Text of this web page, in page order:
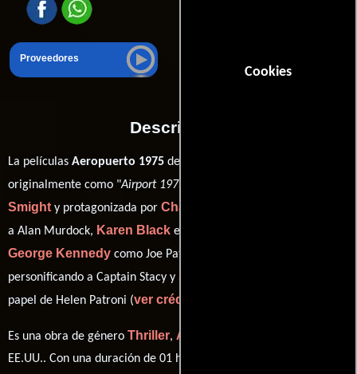
Cookies
Proveedores
Descripción
La películas Aeropuerto 1975 del año 1974, conocida
originalmente como "Airport 1975
Smighty protagonizada por Charlton Heston
a Alan Murdock, Karen Black en el papel de Nancy Pryor,
George Kennedy como Joe Patroni,
personificando a Captain Stacy y Susan Clark
papel de Helen Patroni (ver créditos completos
Es una obra de género Thriller, Acción
EE.UU.. Con una duración de 01 hr 47 min (107 minutos), esta